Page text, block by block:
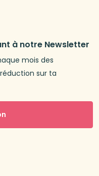
à notre Newsletter
mois des
sur ta